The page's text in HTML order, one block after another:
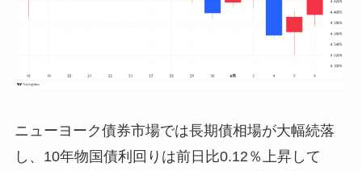
ニューヨーク債券市場では長期債相場が大幅続落
し、10年物国債利回りは前日比0.12％上昇して